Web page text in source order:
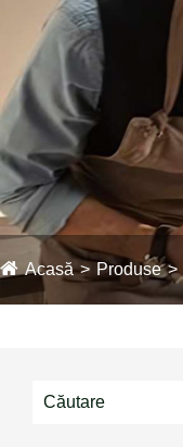
Acasă Produse